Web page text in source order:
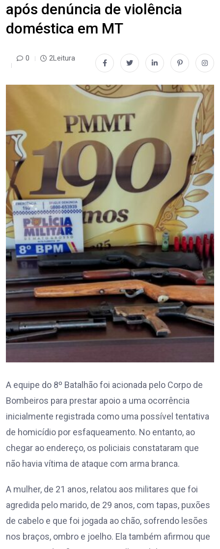
após denúncia de violência
doméstica em MT
0 2Leitura
A equipe do 8º Batalhão foi acionada pelo Corpo de
Bombeiros para prestar apoio a uma ocorrência
inicialmente registrada como uma possível tentativa
de homicídio por esfaqueamento. No entanto, ao
chegar ao endereço, os policiais constataram que
não havia vítima de ataque com arma branca.
A mulher, de 21 anos, relatou aos militares que foi
agredida pelo marido, de 29 anos, com tapas, puxões
de cabelo e que foi jogada ao chão, sofrendo lesões
nos braços, ombro e joelho. Ela também afirmou que